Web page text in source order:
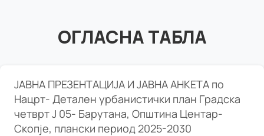
ОГЛАСНА ТАБЛА
ЈАВНА ПРЕЗЕНТАЦИЈА И ЈАВНА АНКЕТА по
Нацрт- Детален урбанистички план Градска
четврт Ј 05- Барутана, Општина Центар-
Скопје, плански период 2025-2030